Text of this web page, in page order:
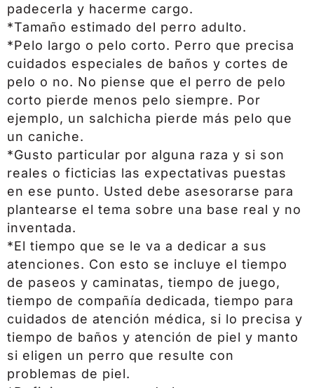
padecerla y hacerme cargo.
*Tamaño estimado del perro adulto.
*Pelo largo o pelo corto. Perro que precisa
cuidados especiales de baños y cortes de
pelo o no. No piense que el perro de pelo
corto pierde menos pelo siempre. Por
ejemplo, un salchicha pierde más pelo que
un caniche.
*Gusto particular por alguna raza y si son
reales o ficticias las expectativas puestas
en ese punto. Usted debe asesorarse para
plantearse el tema sobre una base real y no
inventada.
*El tiempo que se le va a dedicar a sus
atenciones. Con esto se incluye el tiempo
de paseos y caminatas, tiempo de juego,
tiempo de compañía dedicada, tiempo para
cuidados de atención médica, si lo precisa y
tiempo de baños y atención de piel y manto
si eligen un perro que resulte con
problemas de piel.